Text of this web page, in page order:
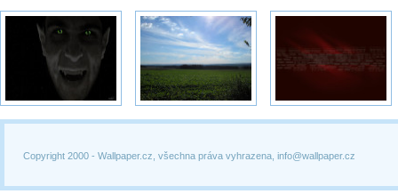
Copyright 2000 - Wallpaper.cz, všechna práva vyhrazena, info@wallpaper.cz